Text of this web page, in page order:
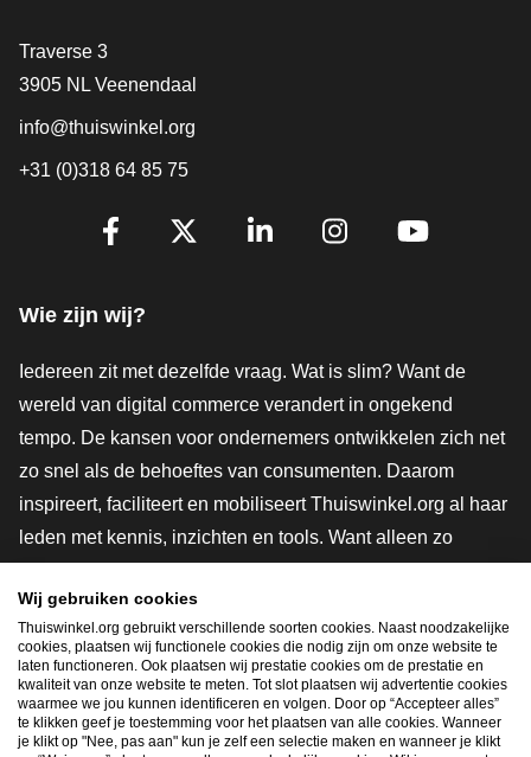
Contact
Traverse 3
3905 NL Veenendaal
info@thuiswinkel.org
+31 (0)318 64 85 75
Volg je ons al?
Wie zijn wij?
Iedereen zit met dezelfde vraag. Wat is slim? Want de
wereld van digital commerce verandert in ongekend
tempo. De kansen voor ondernemers ontwikkelen zich net
zo snel als de behoeftes van consumenten. Daarom
inspireert, faciliteert en mobiliseert Thuiswinkel.org al haar
leden met kennis, inzichten en tools. Want alleen zo
innovatievere toekomst. Dus groei ook mee en maak
shoppen slimmer.
Lid worden
Wij gebruiken cookies
Thuiswinkel.org gebruikt verschillende soorten cookies. Naast noodzakelijke
cookies, plaatsen wij functionele cookies die nodig zijn om onze website te
laten functioneren. Ook plaatsen wij prestatie cookies om de prestatie en
kwaliteit van onze website te meten. Tot slot plaatsen wij advertentie cookies
waarmee we jou kunnen identificeren en volgen. Door op “Accepteer alles”
te klikken geef je toestemming voor het plaatsen van alle cookies. Wanneer
je klikt op "Nee, pas aan" kun je zelf een selectie maken en wanneer je klikt